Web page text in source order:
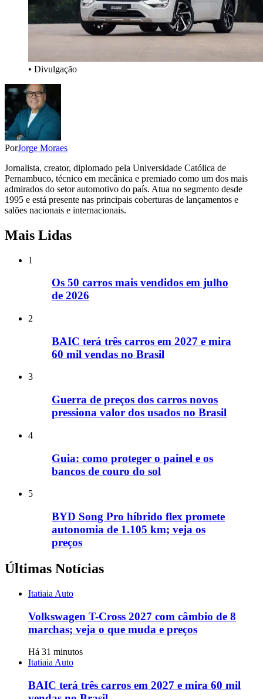
• Divulgação
PorJorge Moraes
Jornalista, creator, diplomado pela Universidade Católica de
Pernambuco, técnico em mecânica e premiado como um dos mais
admirados do setor automotivo do país. Atua no segmento desde
1995 e está presente nas principais coberturas de lançamentos e
salões nacionais e internacionais.
Mais Lidas
1
Os 50 carros mais vendidos em julho
de 2026
2
BAIC terá três carros em 2027 e mira
60 mil vendas no Brasil
3
Guerra de preços dos carros novos
pressiona valor dos usados no Brasil
4
Guia: como proteger o painel e os
bancos de couro do sol
5
BYD Song Pro híbrido flex promete
autonomia de 1.105 km; veja os
preços
Últimas Notícias
Itatiaia Auto
Volkswagen T-Cross 2027 com câmbio de 8
marchas; veja o que muda e preços
Há 31 minutos
Itatiaia Auto
BAIC terá três carros em 2027 e mira 60 mil